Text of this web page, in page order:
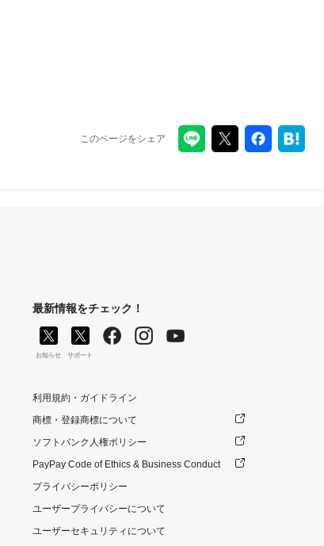
このページをシェア
最新情報をチェック！
お知らせ サポート
利用規約・ガイドライン
商標・登録商標について
ソフトバンク人権ポリシー
PayPay Code of Ethics & Business Conduct
プライバシーポリシー
ユーザープライバシーについて
ユーザーセキュリティについて